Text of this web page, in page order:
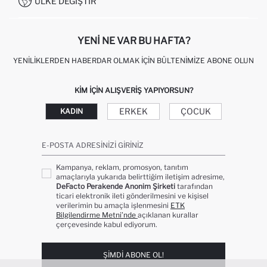
YENI NE VAR BU HAFTA?
YENILIKLERDEN HABERDAR OLMAK İÇIN BÜLTENIMIZE ABONE OLUN
KIM IÇIN ALIŞVERIŞ YAPIYORSUN?
KADIN ERKEK ÇOCUK
E-POSTA ADRESINIZI GIRINIZ
Kampanya, reklam, promosyon, tanıtım
amaçlarıyla yukarıda belirttiğim iletişim adresime,
DeFacto Perakende Anonim Şirketi tarafından
ticari elektronik ileti gönderilmesini ve kişisel
verilerimin bu amaçla işlenmesini ETK
Bilgilendirme Metni’nde açıklanan kurallar
çerçevesinde kabul ediyorum.
ŞIMDI ABONE OL!